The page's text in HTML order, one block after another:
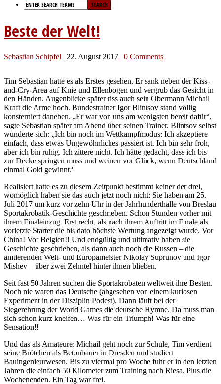
Beste der Welt!
Sebastian Schipfel | 22. August 2017 | 0 Comments
Tim Sebastian hatte es als Erstes gesehen. Er sank neben der Kiss-
and-Cry-Area auf Knie und Ellenbogen und vergrub das Gesicht in
den Händen. Augenblicke später riss auch sein Obermann Michail
Kraft die Arme hoch. Bundestrainer Igor Blintsov stand völlig
konsterniert daneben. „Er war von uns am wenigsten bereit dafür“,
sagte Sebastian später am Abend über seinen Trainer. Blintsov selbst
wunderte sich: „Ich bin noch im Wettkampfmodus: Ich akzeptiere
einfach, dass etwas Ungewöhnliches passiert ist. Ich bin sehr froh,
aber ich bin ruhig. Ich zittere nicht. Ich hätte gedacht, dass ich bis
zur Decke springen muss und weinen vor Glück, wenn Deutschland
einmal Gold gewinnt.“
Realisiert hatte es zu diesem Zeitpunkt bestimmt keiner der drei,
womöglich haben sie das auch jetzt noch nicht: Sie haben am 25.
Juli 2017 um kurz vor zehn Uhr in der Jahrhunderthalle von Breslau
Sportakrobatik-Geschichte geschrieben. Schon Stunden vorher mit
ihrem Finaleinzug. Erst recht, als nach ihrem Auftritt im Finale als
vorletzte Starter die bis dato höchste Wertung angezeigt wurde. Vor
China! Vor Belgien!! Und endgültig und ultimativ haben sie
Geschichte geschrieben, als dann auch noch die Russen – die
amtierenden Welt- und Europameister Nikolay Suprunov und Igor
Mishev – über zwei Zehntel hinter ihnen blieben.
Seit fast 50 Jahren suchen die Sportakrobaten weltweit ihre Besten.
Noch nie waren das Deutsche (abgesehen von einem kuriosen
Experiment in der Disziplin Podest). Dann läuft bei der
Siegerehrung der World Games die deutsche Hymne. Da muss man
sich schon kurz kneifen… Was für ein Triumph! Was für eine
Sensation!!
Und das als Amateure: Michail geht noch zur Schule, Tim verdient
seine Brötchen als Betonbauer in Dresden und studiert
Bauingenieurwesen. Bis zu viermal pro Woche fuhr er in den letzten
Jahren die einfach 50 Kilometer zum Training nach Riesa. Plus die
Wochenenden. Ein Tag war frei.